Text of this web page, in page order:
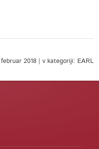
2018 | v kategoriji: EARL